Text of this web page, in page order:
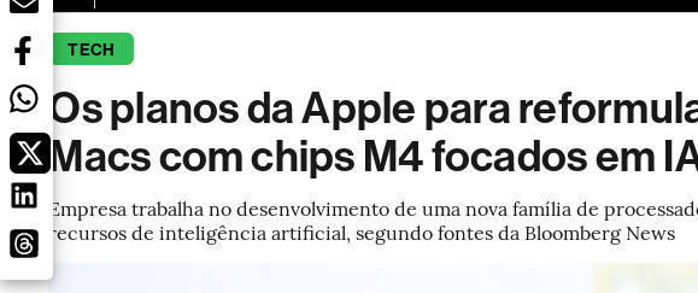
TECH
Os planos da Apple para
Macs com chips M4 focados em
Empresa trabalha no desenvolvimento de uma nova família de
recursos de inteligência artificial, segundo fontes da Bloomberg News